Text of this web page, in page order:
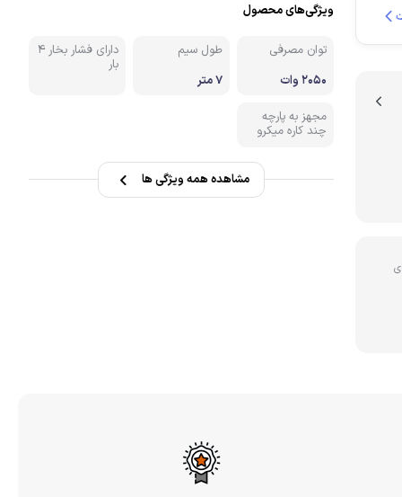
ویژگی‌های محصول
توان مصرفی
2050 وات
طول سیم
7 متر
دارای فشار بخار 4
بار
مجهز به پارچه
چند کاره میکرو
مشاهده همه ویژگی ها